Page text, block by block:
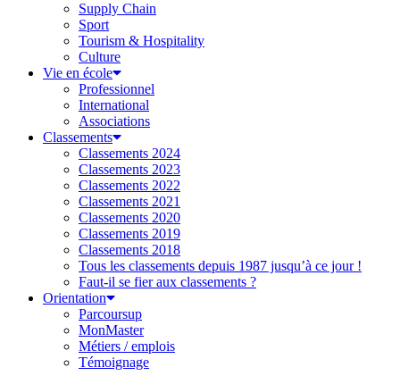
Supply Chain
Sport
Tourism & Hospitality
Culture
Vie en école
Professionnel
International
Associations
Classements
Classements 2024
Classements 2023
Classements 2022
Classements 2021
Classements 2020
Classements 2019
Classements 2018
Tous les classements depuis 1987 jusqu’à ce jour !
Faut-il se fier aux classements ?
Orientation
Parcoursup
MonMaster
Métiers / emplois
Témoignage